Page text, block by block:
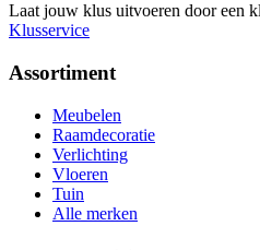
Laat jouw klus uitvoeren door een
Klusservice
Assortiment
Meubelen
Raamdecoratie
Verlichting
Vloeren
Tuin
Alle merken